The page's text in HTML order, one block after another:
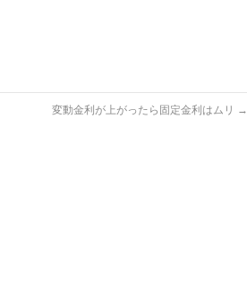
変動金利が上がったら固定金利はムリ →